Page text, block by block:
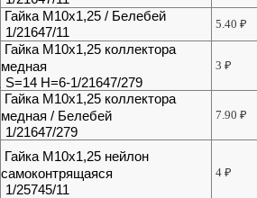
Гайка М10х1,25 / Белебей
1/21647/11
5.40₽
Гайка М10х1,25 коллектора
медная
S=14 H=6-1/21647/279
3₽
Гайка М10х1,25 коллектора
медная / Белебей
1/21647/279
7.90₽
Гайка М10х1,25 нейлон
самоконтрящаяся
1/25745/11
4₽